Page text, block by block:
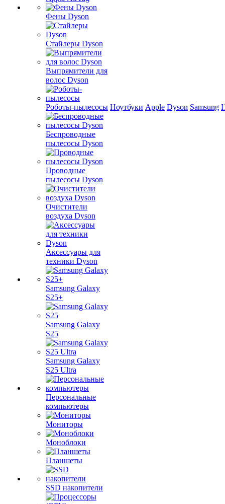
Фены Dyson
Стайлеры Dyson
Выпрямители для
волос Dyson
Роботы-пылесосы
Беспроводные
пылесосы Dyson
Проводные
пылесосы Dyson
Очистители
воздуха Dyson
Аксессуары для
техники Dyson
Samsung Galaxy
S25+
Samsung Galaxy
S25
Samsung Galaxy
S25 Ultra
Персональные
компьютеры
Мониторы
Моноблоки
Планшеты
SSD накопители
Ноутбуки Apple Dyson Samsung